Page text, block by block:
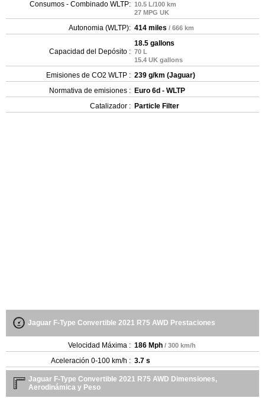
Consumos - Combinado WLTP: 10.5 L/100 km
27 MPG UK
Autonomia (WLTP): 414 miles / 666 km
Capacidad del Depósito :
18.5 gallons
70 L
15.4 UK gallons
Emisiones de CO2 WLTP : 239 g/km (Jaguar)
Normativa de emisiones : Euro 6d - WLTP
Catalizador : Particle Filter
Jaguar F-Type Convertible 2021 R75 AWD Prestaciones
Velocidad Máxima : 186 Mph / 300 km/h
Aceleración 0-100 km/h : 3.7 s
Jaguar F-Type Convertible 2021 R75 AWD Dimensiones,
Aerodinámica y Peso